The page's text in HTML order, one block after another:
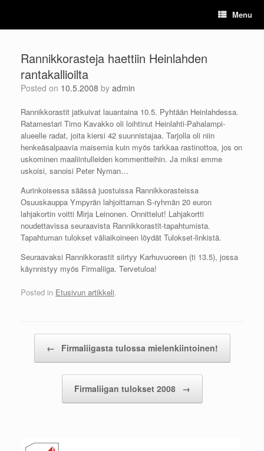
content
Menu
Rannikkorasteja haettiin Heinlahden
rantakallioilta
Posted on 10.5.2008 by admin
Rannikkorastit jatkuivat lauantaina 10.5. Pyhtään Heinlahdessa.
Ratamestari Timo Kavakko oli loihtinut Heinlahti-Pahalampi-
alueelle radat, joita kiersi 42 suunnistajaa. Tarjolla oli niin
henkeäsalpaavia maisemia kuin myös tarkkaa rastinottoa, jos on
uskominen maaliintulleiden kommentteihin. Ja miksi emme
uskoisi, sanoisi Peter Nyman…
Aurinkoisessa säässä juostuissa Rannikkorasteissa
Osuuskauppa Ympyrän lahjoittaman S-ryhmän 20 euron
lahjakortin voitti Mirja Leinonen. Onnittelut! Lahjakortti
noudettavissa seuraavista Rannikkorastit-tapahtumista.
Tapahtuman tulokset väliaikoineen löydät Tulokset-linkistä.
Seuraavaksi Rannikkorastit siirtyy Karhuvuoreen (ti 13.5), jossa
käynnistyy myös Firmaliiga. Tervetuloa!
Posted in Etusivun artikkeli.
← Firmaliigasta tulossa mielenkiintoinen!
Firmaliigan tulokset 2008 →